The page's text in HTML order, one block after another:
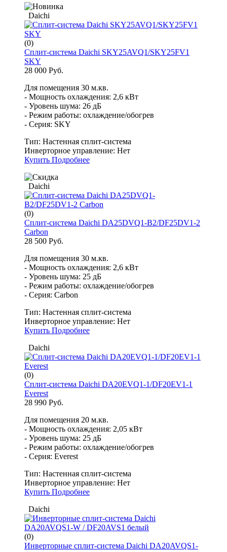
Daichi
(0)
Сплит-система Daichi SKY25AVQ1/SKY25FV1
SKY
28 000 Руб.
Для помещения 30 м.кв.
- Мощность охлаждения: 2,6 кВт
- Уровень шума: 26 дБ
- Режим работы: охлаждение/обогрев
- Серия: SKY
Тип: Настенная сплит-система
Инверторное управление: Нет
Купить Подробнее
Daichi
(0)
Сплит-система Daichi DA25DVQ1-B2/DF25DV1-2
Carbon
28 500 Руб.
Для помещения 30 м.кв.
- Мощность охлаждения: 2,6 кВт
- Уровень шума: 25 дБ
- Режим работы: охлаждение/обогрев
- Серия: Carbon
Тип: Настенная сплит-система
Инверторное управление: Нет
Купить Подробнее
Daichi
(0)
Сплит-система Daichi DA20EVQ1-1/DF20EV1-1
Everest
28 990 Руб.
Для помещения 20 м.кв.
- Мощность охлаждения: 2,05 кВт
- Уровень шума: 25 дБ
- Режим работы: охлаждение/обогрев
- Серия: Everest
Тип: Настенная сплит-система
Инверторное управление: Нет
Купить Подробнее
Daichi
(0)
Инверторные сплит-система Daichi DA20AVQS1-